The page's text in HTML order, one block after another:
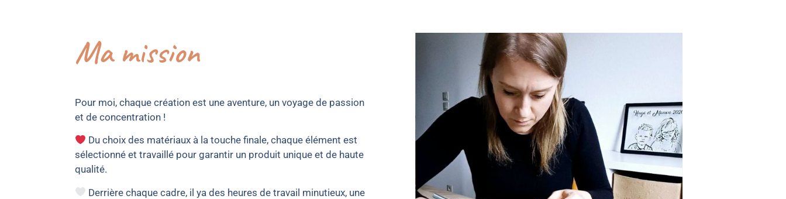
Ma mission
Pour moi, chaque création est une aventure, un voyage de passion
et de concentration !
Du choix des matériaux à la touche finale, chaque élément est
sélectionné et travaillé pour garantir un produit unique et de haute
qualité.
Derrière chaque cadre, il ya des heures de travail minutieux, une